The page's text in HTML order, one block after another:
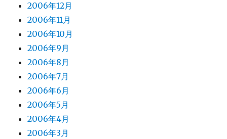
2006年12月
2006年11月
2006年10月
2006年9月
2006年8月
2006年7月
2006年6月
2006年5月
2006年4月
2006年3月